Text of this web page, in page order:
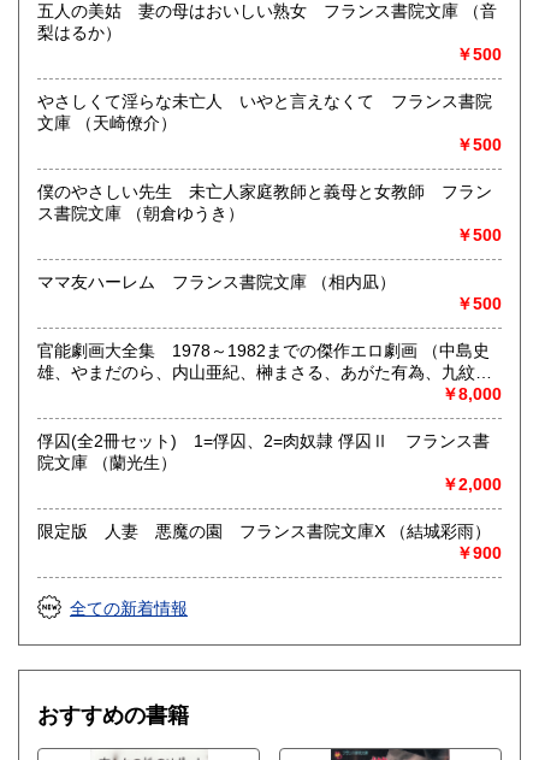
五人の美姑 妻の母はおいしい熟女 フランス書院文庫 （音
梨はるか）
￥500
やさしくて淫らな未亡人 いやと言えなくて フランス書院
文庫 （天崎僚介）
￥500
僕のやさしい先生 未亡人家庭教師と義母と女教師 フラン
ス書院文庫 （朝倉ゆうき）
￥500
ママ友ハーレム フランス書院文庫 （相内凪）
￥500
官能劇画大全集 1978～1982までの傑作エロ劇画 （中島史
雄、やまだのら、内山亜紀、榊まさる、あがた有為、九紋
竜、つつみ進、間宮青児、沢田竜治、いしかわじゅん・ひさ
うちみちお、村祖俊一、ダーティ松本、谷口敬、三沢伸、平
口広美、小多魔若史、田口智明、つか絵夢子、やまもと浩
二、土屋慎吾、編者=高取英）
￥8,000
俘囚(全2冊セット) 1=俘囚、2=肉奴隷 俘囚Ⅱ フランス書
院文庫 （蘭光生）
￥2,000
限定版 人妻 悪魔の園 フランス書院文庫X （結城彩雨）
￥900
全ての新着情報
おすすめの書籍